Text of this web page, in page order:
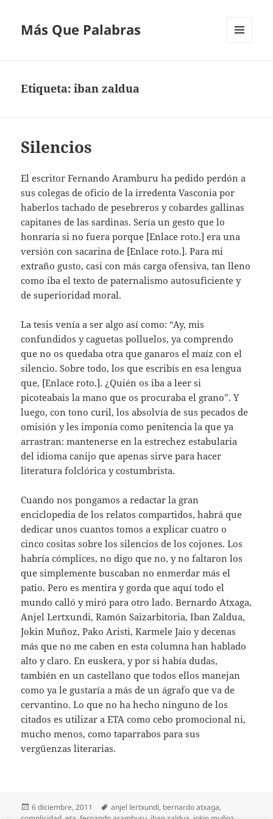
Más Que Palabras
Etiqueta:iban zaldua
Silencios
El escritor Fernando Aramburu ha pedido perdón a
sus colegas de oficio de la irredenta Vasconia por
haberlos tachado de pesebreros y cobardes gallinas
capitanes de las sardinas. Sería un gesto que lo
honraría si no fuera porque [Enlace roto.] era una
versión con sacarina de [Enlace roto.]. Para mi
extraño gusto, casi con más carga ofensiva, tan lleno
como iba el texto de paternalismo autosuficiente y
de superioridad moral.
La tesis venía a ser algo así como: “Ay, mis
confundidos y caguetas polluelos, ya comprendo
que no os quedaba otra que ganaros el maíz con el
silencio. Sobre todo, los que escribís en esa lengua
que, [Enlace roto.]. ¿Quién os iba a leer si
picoteabais la mano que os procuraba el grano”. Y
luego, con tono curil, los absolvía de sus pecados de
omisión y les imponía como penitencia la que ya
arrastran: mantenerse en la estrechez estabularia
del idioma canijo que apenas sirve para hacer
literatura folclórica y costumbrista.
Cuando nos pongamos a redactar la gran
enciclopedia de los relatos compartidos, habrá que
dedicar unos cuantos tomos a explicar cuatro o
cinco cositas sobre los silencios de los cojones. Los
habría cómplices, no digo que no, y no faltaron los
que simplemente buscaban no enmerdar más el
patio. Pero es mentira y gorda que aquí todo el
mundo calló y miró para otro lado. Bernardo Atxaga,
Anjel Lertxundi, Ramón Saizarbitoria, Iban Zaldua,
Jokin Muñoz, Pako Aristi, Karmele Jaio y decenas
más que no me caben en esta columna han hablado
alto y claro. En euskera, y por si había dudas,
también en un castellano que todos ellos manejan
como ya le gustaría a más de un ágrafo que va de
cervantino. Lo que no ha hecho ninguno de los
citados es utilizar a ETA como cebo promocional ni,
mucho menos, como taparrabos para sus
vergüenzas literarias.
Publicado
6 diciembre, 2011 Etiquetas
anjel lertxundi, bernardo atxaga,